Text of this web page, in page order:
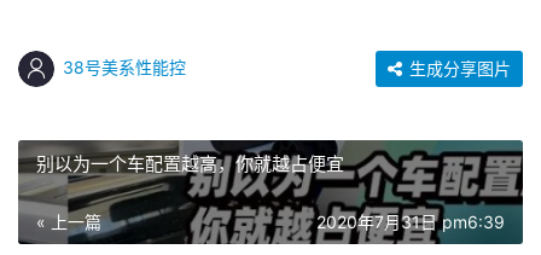
38号美系性能控 生成分享图片
别以为一个车配置越高，你就越占便宜
« 上一篇 2020年7月31日 pm6:39